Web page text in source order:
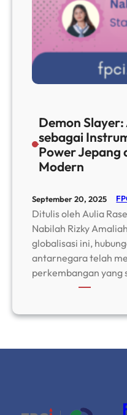
Demon
sebagai
Power Jepang
Modern
September 20, 2025
Ditulis oleh Aulia
Nabilah Rizky
globalisasi ini,
antarnegara telah
perkembangan yang